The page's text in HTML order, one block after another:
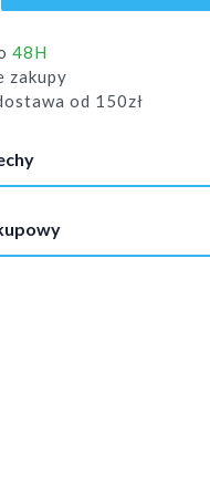
48H
zakupy
od 150zł